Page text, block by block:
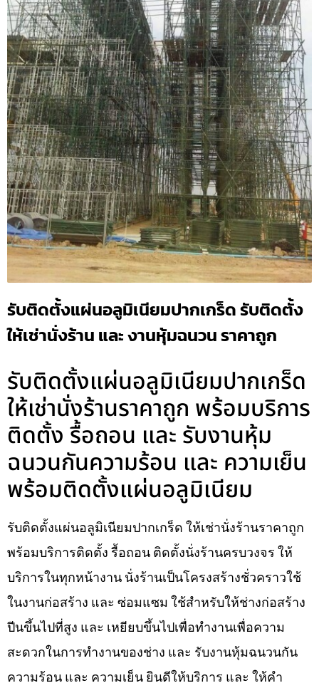
รับติดตั้งแผ่นอลูมิเนียมปากเกร็ด รับติดตั้ง
ให้เช่านั่งร้าน และ งานหุ้มฉนวน ราคาถูก
รับติดตั้งแผ่นอลูมิเนียมปากเกร็ด
ให้เช่านั่งร้านราคาถูก พร้อมบริการ
ติดตั้ง รื้อถอน และ รับงานหุ้ม
ฉนวนกันความร้อน และ ความเย็น
พร้อมติดตั้งแผ่นอลูมิเนียม
รับติดตั้งแผ่นอลูมิเนียมปากเกร็ด ให้เช่านั่งร้านราคาถูก
พร้อมบริการติดตั้ง รื้อถอน ติดตั้งนั่งร้านครบวงจร ให้
บริการในทุกหน้างาน นั่งร้านเป็นโครงสร้างชั่วคราวใช้
ในงานก่อสร้าง และ ซ่อมแซม ใช้สำหรับให้ช่างก่อสร้าง
ปีนขึ้นไปที่สูง และ เหยียบขึ้นไปเพื่อทำงานเพื่อความ
สะดวกในการทำงานของช่าง และ รับงานหุ้มฉนวนกัน
ความร้อน และ ความเย็น ยินดีให้บริการ และ ให้คำ